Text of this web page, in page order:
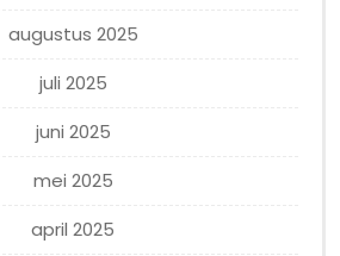
augustus 2025
juli 2025
juni 2025
mei 2025
april 2025